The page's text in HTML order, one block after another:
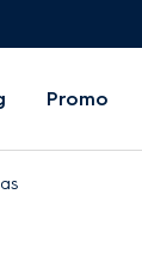
Promo